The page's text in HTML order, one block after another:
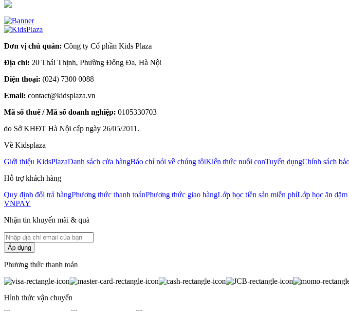
Đơn vị chủ quản: Công ty Cổ phần Kids Plaza
Địa chỉ: 20 Thái Thịnh, Phường Đống Đa, Hà Nội
Điện thoại: (024) 7300 0088
Email: contact@kidsplaza.vn
Mã số thuế / Mã số doanh nghiệp: 0105330703
do Sở KHĐT Hà Nội cấp ngày 26/05/2011.
Về Kidsplaza
Giới thiệu KidsPlazaDanh sách cửa hàngBáo chí nói về chúng tôiKiến thức nuôi conTuyển dụngChính sách
Hỗ trợ khách hàng
Quy định đổi trả hàngPhương thức thanh toánPhương thức giao hàngLớp học tiền sản miễn phíLớp học ăn
VNPAY
Nhận tin khuyến mãi & quà
Áp dụng
Phương thức thanh toán
Hình thức vận chuyển